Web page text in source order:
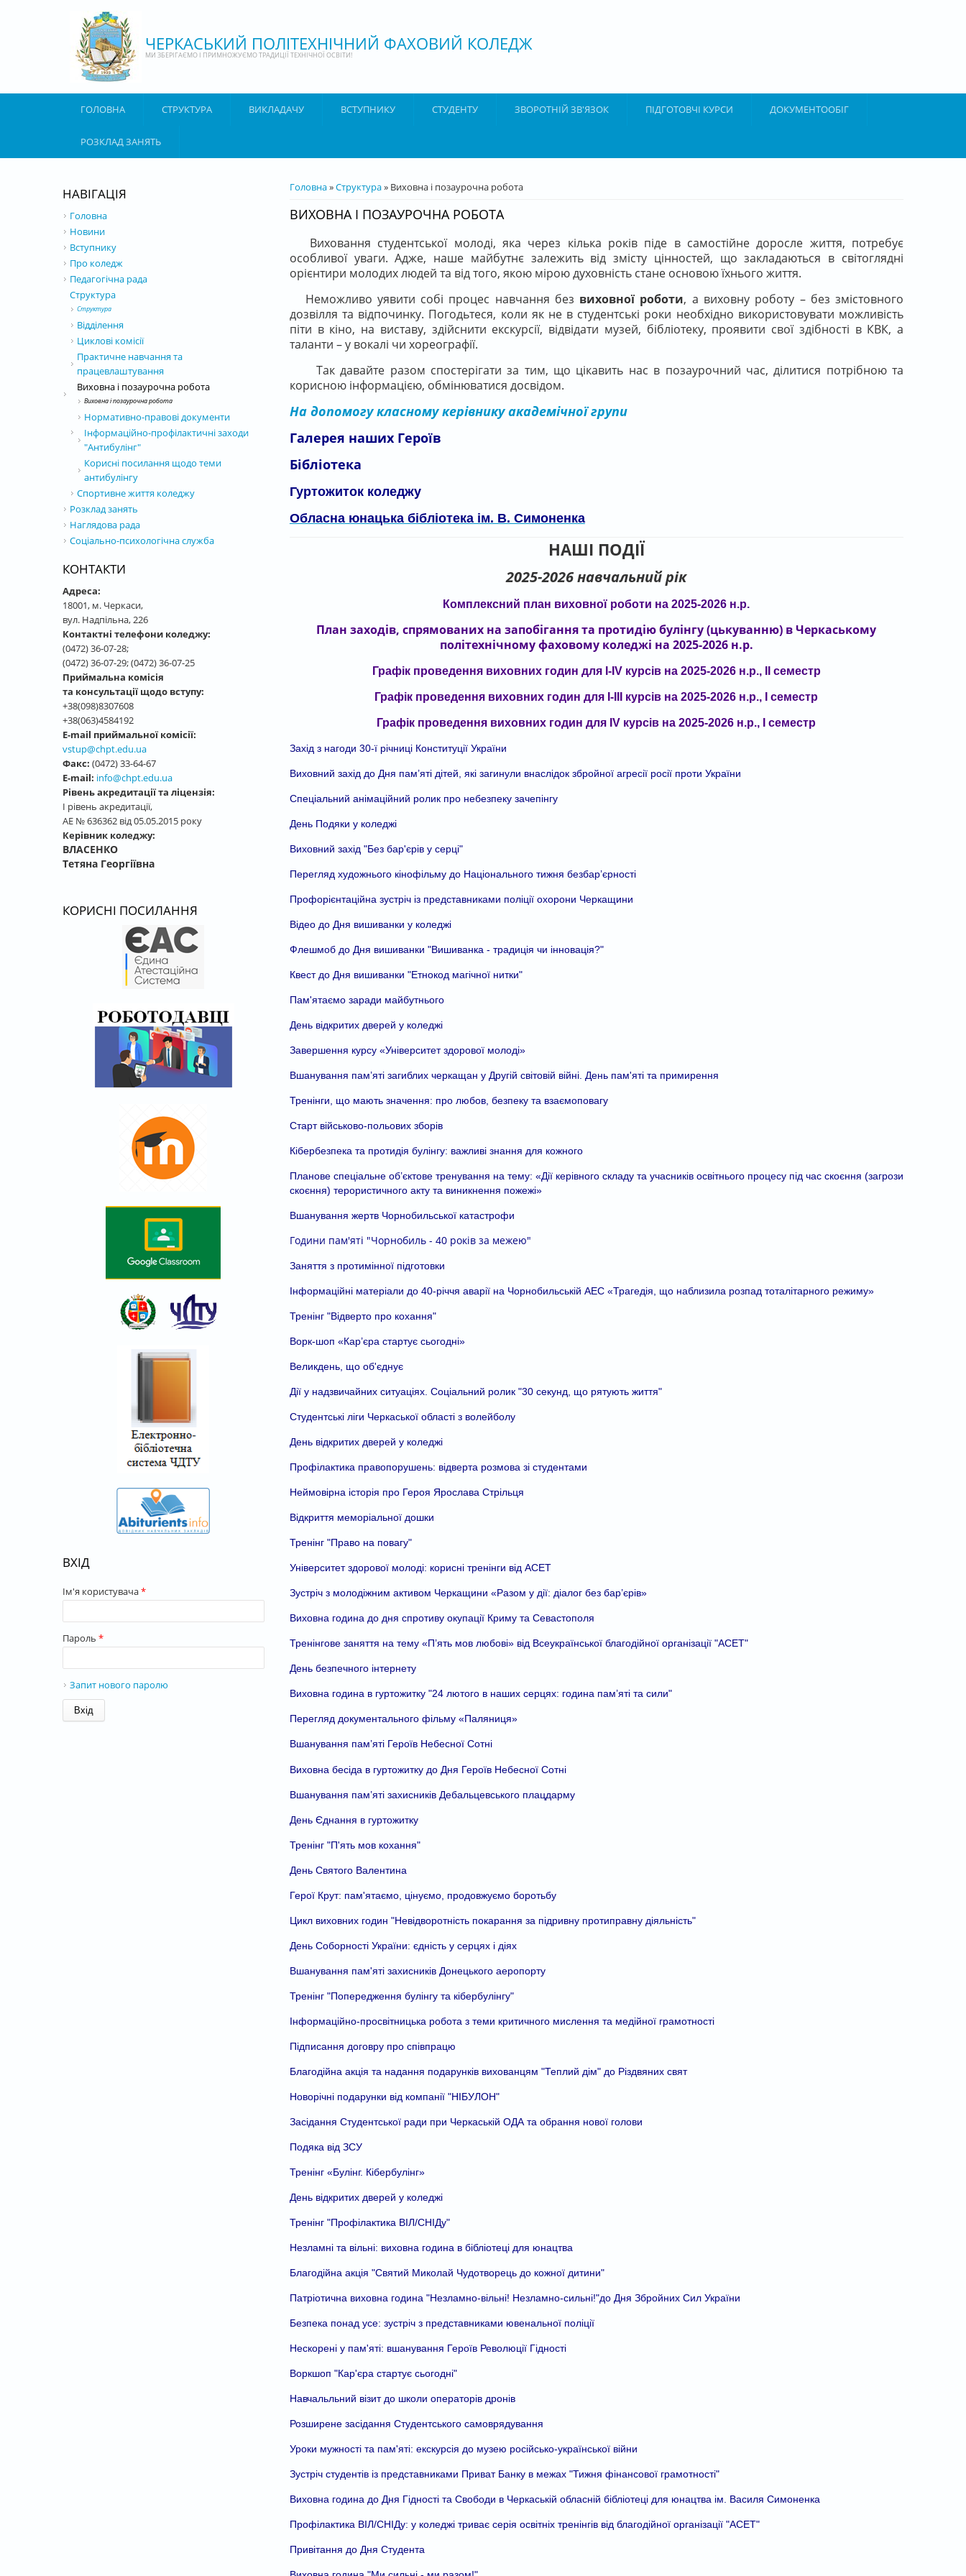
ЧЕРКАСЬКИЙ ПОЛІТЕХНІЧНИЙ ФАХОВИЙ КОЛЕДЖ
МИ ЗБЕРІГАЄМО І ПРИМНОЖУЄМО ТРАДИЦІЇ ТЕХНІЧНОЇ ОСВІТИ!
ГОЛОВНА СТРУКТУРА ВИКЛАДАЧУ ВСТУПНИКУ СТУДЕНТУ ЗВОРОТНІЙ ЗВ'ЯЗОК ПІДГОТОВЧІ КУРСИ ДОКУМЕНТООБІГ
РОЗКЛАД ЗАНЯТЬ
ВИ Є ТУТ
Головна»Структура» Виховна і позаурочна робота
ВИХОВНА І ПОЗАУРОЧНА РОБОТА
Виховання студентської молоді, яка через кілька років піде в самостійне доросле життя, потребує
особливої уваги. Адже, наше майбутнє залежить від змісту цінностей, що закладаються в світоглядні
орієнтири молодих людей та від того, якою мірою духовність стане основою їхнього життя.
Неможливо уявити собі процес навчання без виховної роботи, а виховну роботу – без змістовного
дозвілля та відпочинку. Погодьтеся, коли як не в студентські роки необхідно використовувати можливість
піти в кіно, на виставу, здійснити екскурсії, відвідати музей, бібліотеку, проявити свої здібності в КВК, а
таланти – у вокалі чи хореографії.
Так давайте разом спостерігати за тим, що цікавить нас в позаурочний час, ділитися потрібною та
корисною інформацією, обмінюватися досвідом.
На допомогу класному керівнику академічної групи
Галерея наших Героїв
Бібліотека
Гуртожиток коледжу
Обласна юнацька бібліотека ім. В. Симоненка
НАШІ ПОДІЇ
2025-2026 навчальний рік
Комплексний план виховної роботи на 2025-2026 н.р.
План заходів, спрямованих на запобігання та протидію булінгу (цькуванню) в Черкаському
політехнічному фаховому коледжі на 2025-2026 н.р.
Графік проведення виховних годин для І-ІV курсів на 2025-2026 н.р., ІІ семестр
Графік проведення виховних годин для І-ІІІ курсів на 2025-2026 н.р., І семестр
Графік проведення виховних годин для ІV курсів на 2025-2026 н.р., І семестр
Захід з нагоди 30-ї річниці Конституції України
Виховний захід до Дня пам’яті дітей, які загинули внаслідок збройної агресії росії проти України
Спеціальний анімаційний ролик про небезпеку зачепінгу
День Подяки у коледжі
Виховний захід "Без бар'єрів у серці"
Перегляд художнього кінофільму до Національного тижня безбар’єрності
Профорієнтаційна зустріч із представниками поліції охорони Черкащини
Відео до Дня вишиванки у коледжі
Флешмоб до Дня вишиванки "Вишиванка - традиція чи інновація?"
Квест до Дня вишиванки "Етнокод магічної нитки"
Пам'ятаємо заради майбутнього
День відкритих дверей у коледжі
Завершення курсу «Університет здорової молоді»
Вшанування пам’яті загиблих черкащан у Другій світовій війні. День пам'яті та примирення
Тренінги, що мають значення: про любов, безпеку та взаємоповагу
Старт військово-польових зборів
Кібербезпека та протидія булінгу: важливі знання для кожного
Планове спеціальне об’єктове тренування на тему: «Дії керівного складу та учасників освітнього процесу під час скоєння (загрози
скоєння) терористичного акту та виникнення пожежі»
Вшанування жертв Чорнобильської катастрофи
Години пам'яті "Чорнобиль - 40 років за межею"
Заняття з протимінної підготовки
Інформаційні матеріали до 40-річчя аварії на Чорнобильській АЕС «Трагедія, що наблизила розпад тоталітарного режиму»
Тренінг "Відверто про кохання"
Ворк-шоп «Кар’єра стартує сьогодні»
Великдень, що об'єднує
Дії у надзвичайних ситуаціях. Соціальний ролик "30 секунд, що рятують життя"
Студентські ліги Черкаської області з волейболу
День відкритих дверей у коледжі
Профілактика правопорушень: відверта розмова зі студентами
Неймовірна історія про Героя Ярослава Стрільця
Відкриття меморіальної дошки
Тренінг "Право на повагу"
Університет здорової молоді: корисні тренінги від АСЕТ
Зустріч з молодіжним активом Черкащини «Разом у дії: діалог без бар’єрів»
Виховна година до дня спротиву окупації Криму та Севастополя
Тренінгове заняття на тему «П’ять мов любові» від Всеукраїнської благодійної організації "АСЕТ"
День безпечного інтернету
Виховна година в гуртожитку "24 лютого в наших серцях: година пам’яті та сили"
Перегляд документального фільму «Паляниця»
Вшанування пам’яті Героїв Небесної Сотні
Виховна бесіда в гуртожитку до Дня Героїв Небесної Сотні
Вшанування пам’яті захисників Дебальцевського плацдарму
День Єднання в гуртожитку
Тренінг "П'ять мов кохання"
День Святого Валентина
Герої Крут: пам'ятаємо, цінуємо, продовжуємо боротьбу
Цикл виховних годин "Невідворотність покарання за підривну протиправну діяльність"
День Соборності України: єдність у серцях і діях
Вшанування пам'яті захисників Донецького аеропорту
Тренінг "Попередження булінгу та кібербулінгу"
Інформаційно-просвітницька робота з теми критичного мислення та медійної грамотності
Підписання договру про співпрацю
Благодійна акція та надання подарунків вихованцям "Теплий дім" до Різдвяних свят
Новорічні подарунки від компанії "НІБУЛОН"
Засідання Студентської ради при Черкаській ОДА та обрання нової голови
Подяка від ЗСУ
Тренінг «Булінг. Кібербулінг»
День відкритих дверей у коледжі
Тренінг "Профілактика ВІЛ/СНІДу"
Незламні та вільні: виховна година в бібліотеці для юнацтва
Благодійна акція "Святий Миколай Чудотворець до кожної дитини"
Патріотична виховна година "Незламно-вільні! Незламно-сильні!"до Дня Збройних Сил України
Безпека понад усе: зустріч з представниками ювенальної поліції
Нескорені у пам'яті: вшанування Героїв Революції Гідності
Воркшоп "Кар'єра стартує сьогодні"
Навчальльний візит до школи операторів дронів
Розширене засідання Студентського самоврядування
Уроки мужності та пам'яті: екскурсія до музею російсько-української війни
Зустріч студентів із представниками Приват Банку в межах "Тижня фінансової грамотності"
Виховна година до Дня Гідності та Свободи в Черкаській обласній бібліотеці для юнацтва ім. Василя Симоненка
Профілактика ВІЛ/СНІДу: у коледжі триває серія освітніх тренінгів від благодійної організації "АСЕТ"
Привітання до Дня Студента
НАВІГАЦІЯ
Головна
Новини
Вступнику
Про коледж
Педагогічна рада
Структура
Структура
Відділення
Циклові комісії
Практичне навчання та
працевлаштування
Виховна і позаурочна робота
Виховна і позаурочна робота
Нормативно-правові документи
Інформаційно-профілактичні заходи
"Антибулінг"
Корисні посилання щодо теми
антибулінгу
Спортивне життя коледжу
Розклад занять
Наглядова рада
Соціально-психологічна служба
КОНТАКТИ
Адреса:
18001, м. Черкаси,
вул. Надпільна, 226
Контактні телефони коледжу:
(0472) 36-07-28;
(0472) 36-07-29; (0472) 36-07-25
Приймальна комісія
та консультації щодо вступу:
+38(098)8307608
+38(063)4584192
E-mail приймальної комісії:
vstup@chpt.edu.ua
Факс: (0472) 33-64-67
E-mail: info@chpt.edu.ua
Рівень акредитації та ліцензія:
І рівень акредитації,
АЕ № 636362 від 05.05.2015 року
Керівник коледжу:
ВЛАСЕНКО
Тетяна Георгіївна
КОРИСНІ ПОСИЛАННЯ
ВХІД
Ім'я користувача*
Пароль *
Запит нового паролю